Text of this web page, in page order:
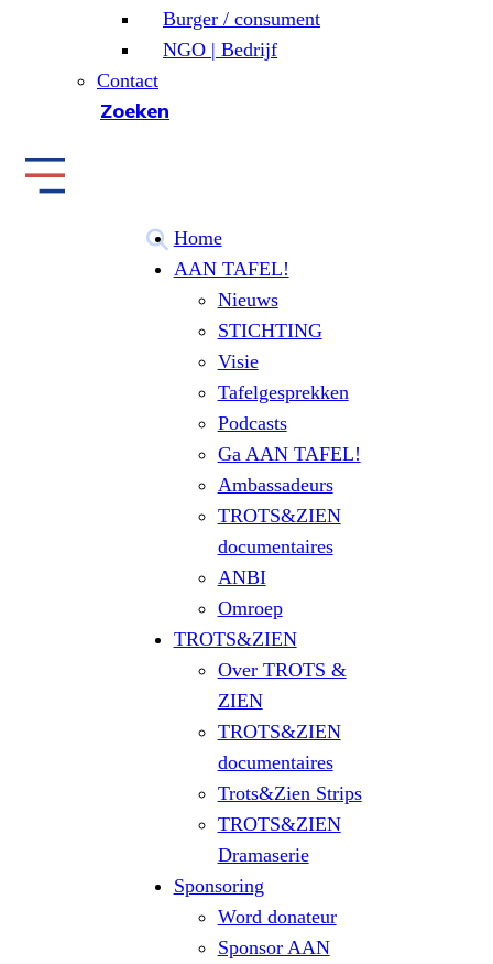
Burger / consument
NGO | Bedrijf
Contact
Zoeken
Home
AAN TAFEL!
Nieuws
STICHTING
Visie
Tafelgesprekken
Podcasts
Ga AAN TAFEL!
Ambassadeurs
TROTS&ZIEN
documentaires
ANBI
Omroep
TROTS&ZIEN
Over TROTS &
ZIEN
TROTS&ZIEN
documentaires
Trots&Zien Strips
TROTS&ZIEN
Dramaserie
Sponsoring
Word donateur
Sponsor AAN